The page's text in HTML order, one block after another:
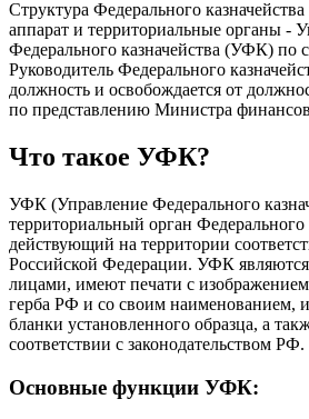
Структура Федерального
аппарат и территориальные органы -
Федерального казначейства (УФК) по
Руководитель Федерального
должность и освобождается от
по представлению Министра
Что такое УФК?
УФК (Управление Федерального
территориальный орган Федерального
действующий на территории
Российской Федерации. УФК
лицами, имеют печати с изображением
герба РФ и со своим наименованием,
бланки установленного образца, а
соответствии с законодательством РФ.
Основные функции УФК: